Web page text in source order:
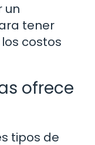
un
tener
costos
ofrece
tipos de